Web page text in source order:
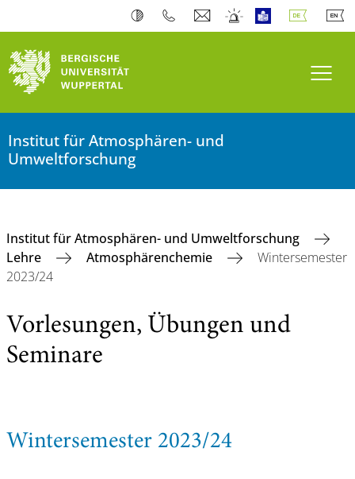
Institut für Atmosphären- und
Umweltforschung
Institut für Atmosphären- und Umweltforschung
Lehre
Atmosphärenchemie
Wintersemester
2023/24
Vorlesungen, Übungen und
Seminare
Wintersemester 2023/24